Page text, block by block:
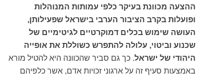
ההצעה מכוונת בעיקר כלפי עמותות המנוהלות
ופועלות בקרב הציבור הערבי בישראל שפעילותן,
העושה שימוש בכלים דמוקרטיים לגיטימיים של
שכנוע וביטוי, עלולה להתפרש כשוללת את אופייה
היהודי של ישראל. כך גם סביר שהכוונה היא להטיל מורא
באמצעות סעיף זה על ארגוני זכויות אדם, אשר כלפיהם